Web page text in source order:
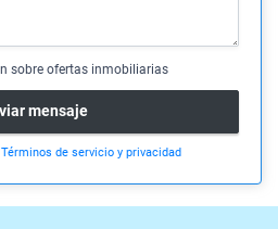
sobre ofertas inmobiliarias
mensaje
Términos de servicio y privacidad